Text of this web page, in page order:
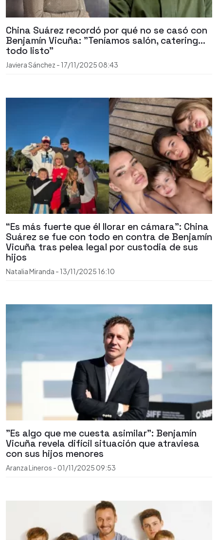
China Suárez recordó por qué no se casó con
Benjamín Vicuña: "Teníamos salón, catering…
todo listo"
Javiera Sánchez - 17/11/2025 08:43
“Es más fuerte que él llorar en cámara”: China
Suárez se fue con todo en contra de Benjamín
Vicuña tras pelea legal por custodia de sus
hijos
Natalia Miranda - 13/11/2025 16:10
"Es algo que me cuesta asimilar": Benjamín
Vicuña revela difícil situación que atraviesa
con sus hijos menores
Aranza Lineros - 01/11/2025 09:53